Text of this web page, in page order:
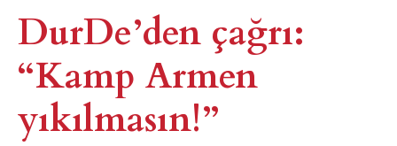
DurDe’den çağrı:
“Kamp Armen
yıkılmasın!”